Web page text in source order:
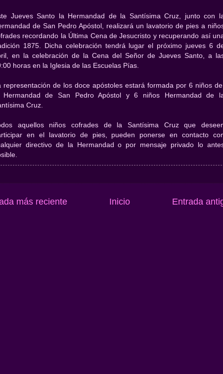
Jueves Santo la Hermandad de la Santísima Cruz, junto con
de San Pedro Apóstol, realizará un lavatorio de pies a
recordando la Última Cena de Jesucristo y recuperando así
1875. Dicha celebración tendrá lugar el próximo jueves 6
en la celebración de la Cena del Señor de Jueves Santo, a
horas en la Iglesia de las Escuelas Pías.
representación de los doce apóstoles estará formada por 6 niños de
Hermandad de San Pedro Apóstol y 6 niños Hermandad de
Cruz.
aquellos niños cofrades de la Santísima Cruz que
en el lavatorio de pies, pueden ponerse en contacto
directivo de la Hermandad o por mensaje privado lo
más reciente Entrada
Inicio